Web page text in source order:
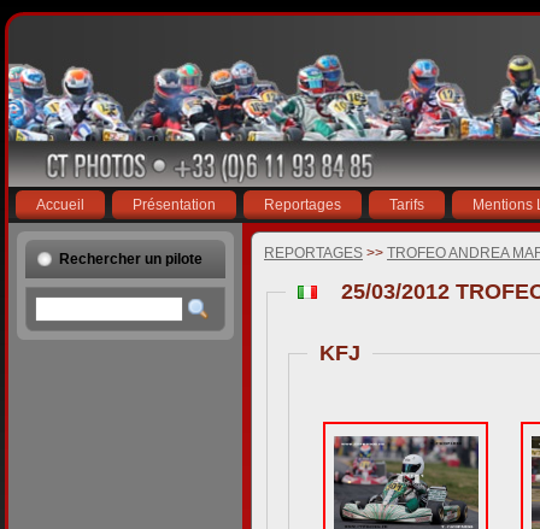
Accueil Présentation Reportages Tarifs Mentions
Rechercher un pilote REPORTAGES >> TROFEO ANDREA
25/03/2012
KFJ